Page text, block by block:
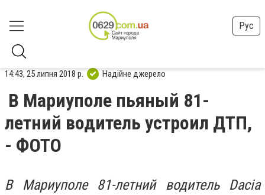
Рус
14:43, 25 липня 2018 р. Надійне джерело
В Мариуполе пьяный 81-
летний водитель устроил ДТП,
- ФОТО
В Мариуполе 81-летний водитель Dacia